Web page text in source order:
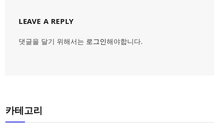
LEAVE A REPLY
댓글을 달기 위해서는 로그인해야합니다.
카테고리